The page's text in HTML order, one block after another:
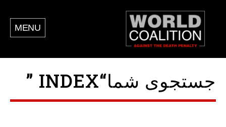
MENU
جستجوی شما“INDEX ”